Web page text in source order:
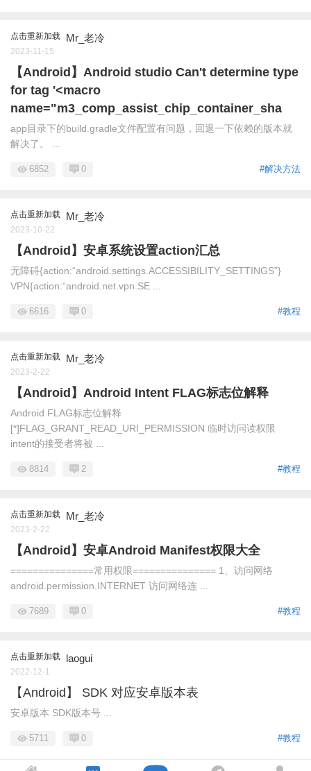
点击重新加载 Mr_老冷
2023-11-15
【Android】Android studio Can't determine type
for tag '<macro
name="m3_comp_assist_chip_container_sha
app目录下的build.gradle文件配置有问题，回退一下依赖的版本就
解决了。 ...
#解决方法
6852 0
点击重新加载 Mr_老冷
2023-10-22
【Android】安卓系统设置action汇总
无障碍{action:“android.settings.ACCESSIBILITY_SETTINGS”}
VPN{action:“android.net.vpn.SE ...
#教程
6616 0
点击重新加载 Mr_老冷
2023-2-22
【Android】Android Intent FLAG标志位解释
Android FLAG标志位解释
[*]FLAG_GRANT_READ_URI_PERMISSION 临时访问读权限
intent的接受者将被 ...
#教程
8814 2
点击重新加载 Mr_老冷
2023-2-22
【Android】安卓Android Manifest权限大全
===============常用权限=============== 1、访问网络
android.permission.INTERNET 访问网络连 ...
#教程
7689 0
点击重新加载 laogui
2022-12-1
【Android】 SDK 对应安卓版本表
安卓版本 SDK版本号 ...
#教程
5711 0